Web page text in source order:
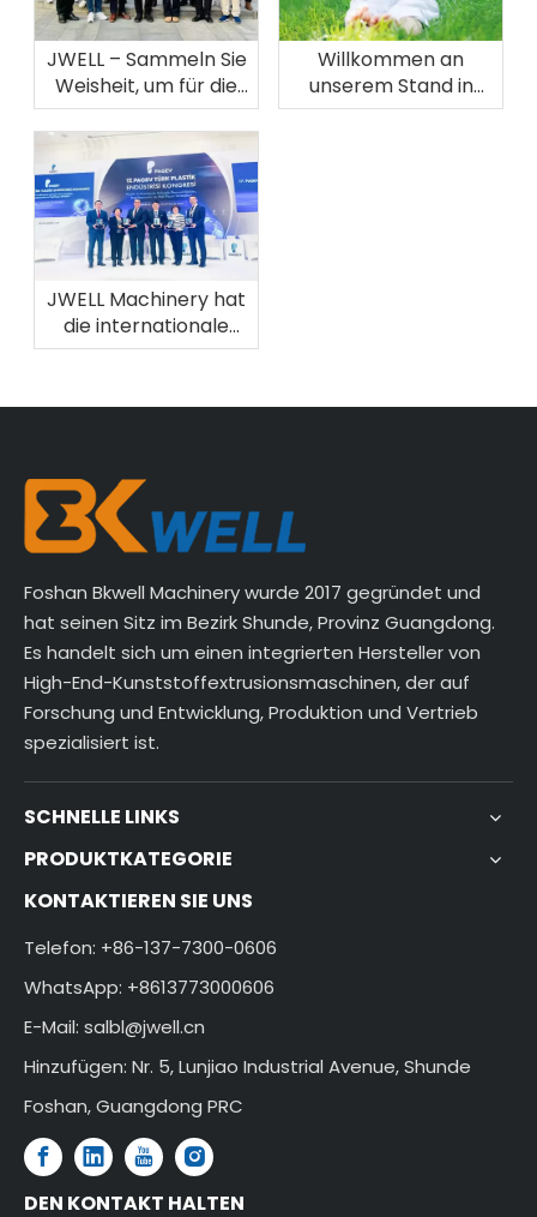
JWELL – Sammeln Sie
Weisheit, um für die
weitreichende Zukunft
zu planen!
Willkommen an
unserem Stand in
Russland!
JWELL Machinery hat
die internationale
Auszeichnung
unterstreicht damit
Foshan Bkwell Machinery wurde 2017 gegründet und
hat seinen Sitz im Bezirk Shunde, Provinz Guangdong.
Es handelt sich um einen integrierten Hersteller von
High-End-Kunststoffextrusionsmaschinen, der auf
Forschung und Entwicklung, Produktion und Vertrieb
spezialisiert ist.
SCHNELLE LINKS
PRODUKTKATEGORIE
KONTAKTIEREN SIE UNS
Telefon: +86-137-7300-0606
WhatsApp: +8613773000606
E-Mail: salbl@jwell.cn
Hinzufügen: Nr. 5, Lunjiao Industrial Avenue, Shunde
Foshan, Guangdong PRC
DEN KONTAKT HALTEN